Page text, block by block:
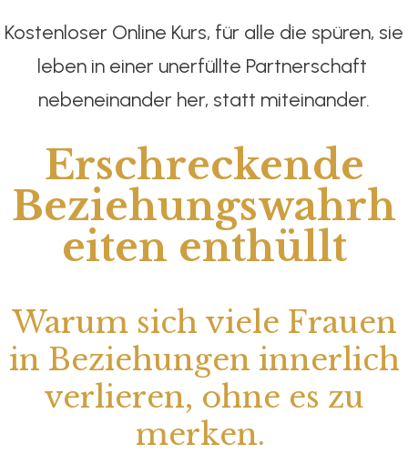
Kostenloser Online Kurs, für alle die spüren, sie
leben in einer unerfüllte Partnerschaft
nebeneinander her, statt miteinander.
Erschreckende
Beziehungswahrh
eiten enthüllt
Warum sich viele Frauen
in Beziehungen innerlich
verlieren, ohne es zu
merken.